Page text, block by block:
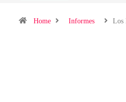
Home Informes Los